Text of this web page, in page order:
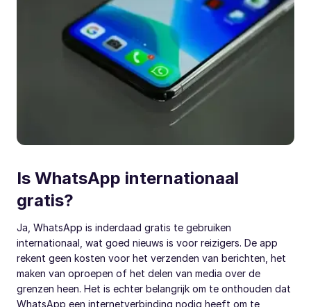
Is WhatsApp internationaal
gratis?
Ja, WhatsApp is inderdaad gratis te gebruiken
internationaal, wat goed nieuws is voor reizigers. De app
rekent geen kosten voor het verzenden van berichten, het
maken van oproepen of het delen van media over de
grenzen heen. Het is echter belangrijk om te onthouden dat
WhatsApp een internetverbinding nodig heeft om te